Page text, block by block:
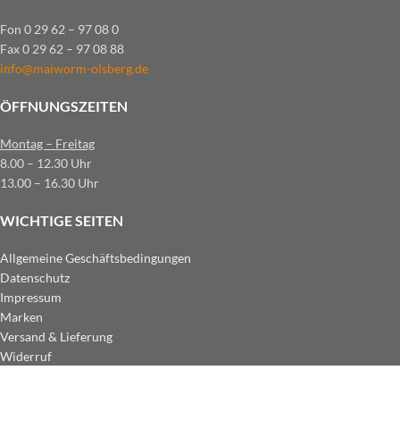
Fon 0 29 62 – 97 08 0
Fax 0 29 62 – 97 08 88
info@maiworm-olsberg.de
ÖFFNUNGSZEITEN
Montag – Freitag
8.00 – 12.30 Uhr
13.00 – 16.30 Uhr
WICHTIGE SEITEN
Allgemeine Geschäftsbedingungen
Datenschutz
Impressum
Marken
Versand & Lieferung
Widerruf